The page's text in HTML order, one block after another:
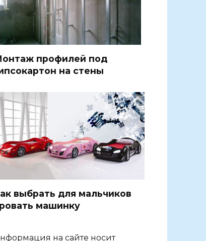
профилей под
на стены
выбрать для мальчиков
машинку
на сайте носит